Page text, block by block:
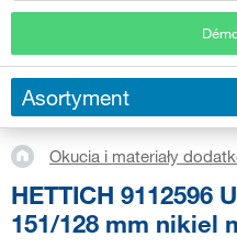
Asortyment
Okucia i materiały
HETTICH 9112596
151/128 mm nikiel